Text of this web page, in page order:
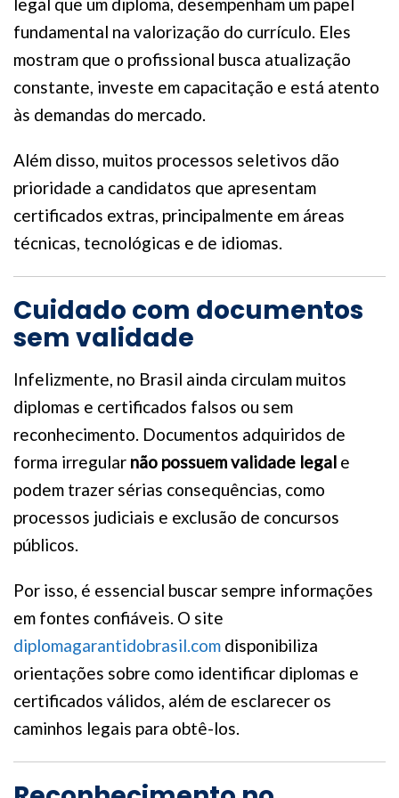
fundamental na valorização do currículo. Eles
mostram que o profissional busca atualização
constante, investe em capacitação e está atento
às demandas do mercado.
Além disso, muitos processos seletivos dão
prioridade a candidatos que apresentam
certificados extras, principalmente em áreas
técnicas, tecnológicas e de idiomas.
Cuidado com documentos
sem validade
Infelizmente, no Brasil ainda circulam muitos
diplomas e certificados falsos ou sem
reconhecimento. Documentos adquiridos de
forma irregular não possuem validade legal e
podem trazer sérias consequências, como
processos judiciais e exclusão de concursos
públicos.
Por isso, é essencial buscar sempre informações
em fontes confiáveis. O site
diplomagarantidobrasil.com disponibiliza
orientações sobre como identificar diplomas e
certificados válidos, além de esclarecer os
caminhos legais para obtê-los.